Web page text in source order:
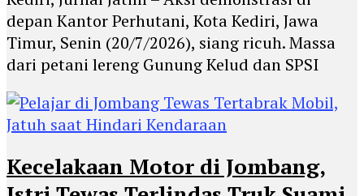
depan Kantor Perhutani, Kota Kediri, Jawa
Timur, Senin (20/7/2026), siang ricuh. Massa
dari petani lereng Gunung Kelud dan SPSI
Kecelakaan Motor di Jombang,